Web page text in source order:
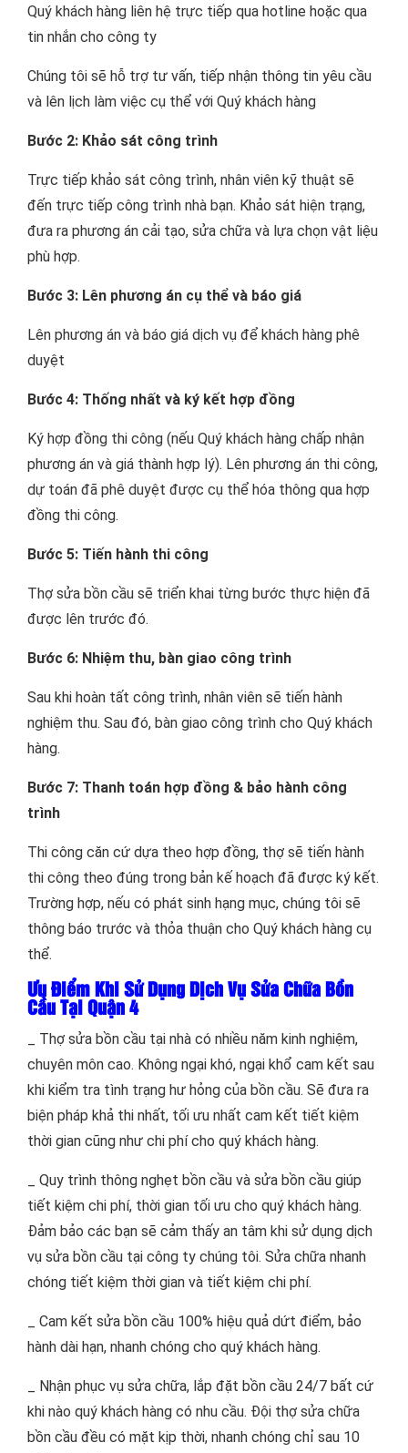
Quý khách hàng liên hệ trực tiếp qua hotline hoặc qua
tin nhắn cho công ty
Chúng tôi sẽ hỗ trợ tư vấn, tiếp nhận thông tin yêu cầu
và lên lịch làm việc cụ thể với Quý khách hàng
Bước 2: Khảo sát công trình
Trực tiếp khảo sát công trình, nhân viên kỹ thuật sẽ
đến trực tiếp công trình nhà bạn. Khảo sát hiện trạng,
đưa ra phương án cải tạo, sửa chữa và lựa chọn vật liệu
phù hợp.
Bước 3: Lên phương án cụ thể và báo giá
Lên phương án và báo giá dịch vụ để khách hàng phê
duyệt
Bước 4: Thống nhất và ký kết hợp đồng
Ký hợp đồng thi công (nếu Quý khách hàng chấp nhận
phương án và giá thành hợp lý). Lên phương án thi công,
dự toán đã phê duyệt được cụ thể hóa thông qua hợp
đồng thi công.
Bước 5: Tiến hành thi công
Thợ sửa bồn cầu sẽ triển khai từng bước thực hiện đã
được lên trước đó.
Bước 6: Nhiệm thu, bàn giao công trình
Sau khi hoàn tất công trình, nhân viên sẽ tiến hành
nghiệm thu. Sau đó, bàn giao công trình cho Quý khách
hàng.
Bước 7: Thanh toán hợp đồng & bảo hành công
trình
Thi công căn cứ dựa theo hợp đồng, thợ sẽ tiến hành
thi công theo đúng trong bản kế hoạch đã được ký kết.
Trường hợp, nếu có phát sinh hạng mục, chúng tôi sẽ
thông báo trước và thỏa thuận cho Quý khách hàng cụ
thể.
Ưu Điểm Khi Sử Dụng Dịch Vụ Sửa Chữa Bồn
Cầu Tại Quận 4
_ Thợ sửa bồn cầu tại nhà có nhiều năm kinh nghiệm,
chuyên môn cao. Không ngại khó, ngại khổ cam kết sau
khi kiểm tra tình trạng hư hỏng của bồn cầu. Sẽ đưa ra
biện pháp khả thi nhất, tối ưu nhất cam kết tiết kiệm
thời gian cũng như chi phí cho quý khách hàng.
_ Quy trình thông nghẹt bồn cầu và sửa bồn cầu giúp
tiết kiệm chi phí, thời gian tối ưu cho quý khách hàng.
Đảm bảo các bạn sẽ cảm thấy an tâm khi sử dụng dịch
vụ sửa bồn cầu tại công ty chúng tôi. Sửa chữa nhanh
chóng tiết kiệm thời gian và tiết kiệm chi phí.
_ Cam kết sửa bồn cầu 100% hiệu quả dứt điểm, bảo
hành dài hạn, nhanh chóng cho quý khách hàng.
_ Nhận phục vụ sửa chữa, lắp đặt bồn cầu 24/7 bất cứ
khi nào quý khách hàng có nhu cầu. Đội thợ sửa chữa
bồn cầu đều có mặt kịp thời, nhanh chóng chỉ sau 10